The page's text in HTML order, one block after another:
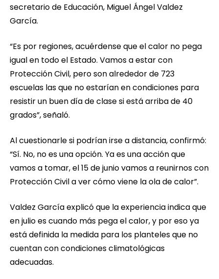
secretario de Educación, Miguel Ángel Valdez
García.
“Es por regiones, acuérdense que el calor no pega
igual en todo el Estado. Vamos a estar con
Protección Civil, pero son alrededor de 723
escuelas las que no estarían en condiciones para
resistir un buen día de clase si está arriba de 40
grados”, señaló.
Al cuestionarle si podrían irse a distancia, confirmó:
“Sí. No, no es una opción. Ya es una acción que
vamos a tomar, el 15 de junio vamos a reunirnos con
Protección Civil a ver cómo viene la ola de calor”.
Valdez García explicó que la experiencia indica que
en julio es cuando más pega el calor, y por eso ya
está definida la medida para los planteles que no
cuentan con condiciones climatológicas
adecuadas.